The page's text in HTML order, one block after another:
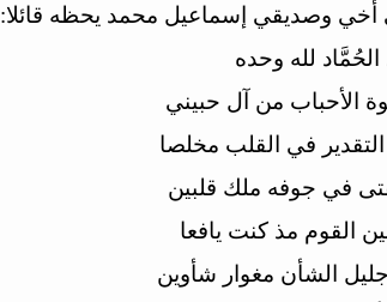
أخي وصديقي إسماعيل محمد يحظه قائلا:
الحُمَّاد لله وحده
الأحباب من آل حبيني
في القلب مخلصا
في جوفه ملك قلبين
القوم مذ كنت يافعا
الشأن مغوار شأوين